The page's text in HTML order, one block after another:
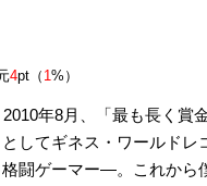
4pt（ 1%）
年8月、「最も長く賞
してギネス・ワールドレ
格闘ゲーマー―。これから